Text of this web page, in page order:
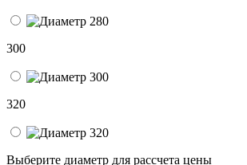
300
320
Выберите диаметр для рассчета цены